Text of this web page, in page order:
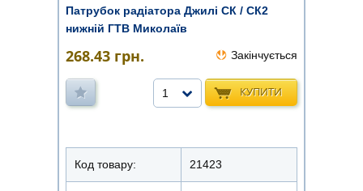
Патрубок радіатора Джилі СК / СК2
нижній ГТВ Миколаїв
268.43 грн. Закінчується
КУПИТИ
1
Код товару: 21423